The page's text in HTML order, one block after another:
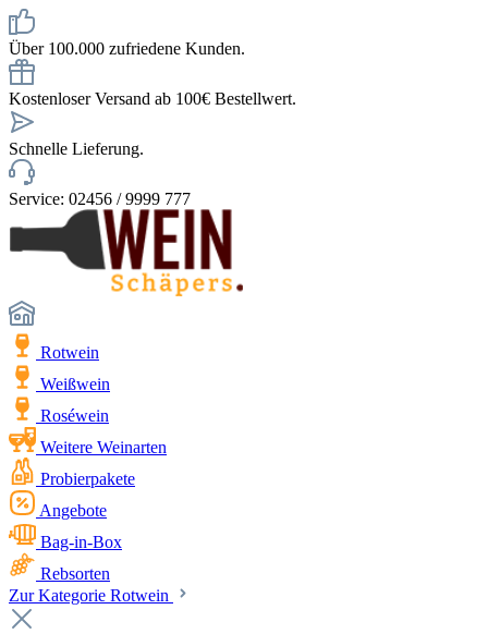
Über 100.000 zufriedene Kunden.
Kostenloser Versand ab 100€ Bestellwert.
Schnelle Lieferung.
Service: 02456 / 9999 777
Rotwein
Weißwein
Roséwein
Weitere Weinarten
Probierpakete
Angebote
Bag-in-Box
Rebsorten
Zur Kategorie Rotwein